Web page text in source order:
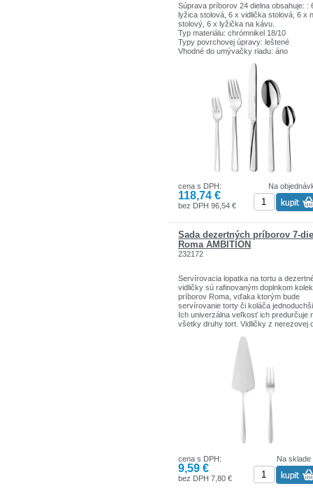
Súprava príborov 24 dielna obsahuje: :
lyžica stolová, 6 x vidlička stolová, 6 x
stolový, 6 x lyžička na kávu.
Typ materiálu: chrómnikel 18/10
Typy povrchovej úpravy: leštené
Vhodné do umývačky riadu: áno
Na
cena s DPH:
118,74 €
bez DPH 96,54 €
Sada dezertných príborov 7-
Roma AMBITION
232172
Servírovacia lopatka na tortu a
vidličky sú rafinovaným doplnkom
príborov Roma, vďaka ktorým bude
servírovanie torty či koláča
Ich univerzálna veľkosť ich predurčuje
všetky druhy tort. Vidličky z nerezovej
oceňujú eleganciu a kvalitu.
Doplnok k sade príborov Roma
Na sklade
cena s DPH:
9,59 €
bez DPH 7,80 €